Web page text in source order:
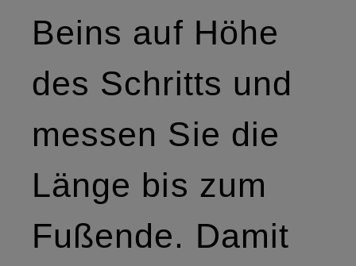
Beins auf Höhe
des Schritts und
messen Sie die
Länge bis zum
Fußende. Damit